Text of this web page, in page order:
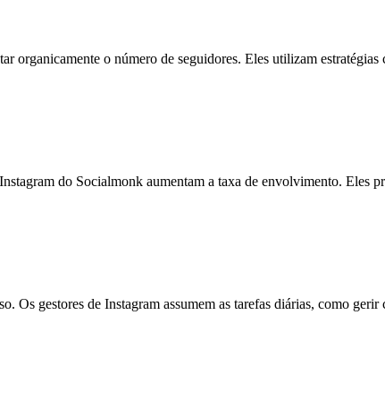
organicamente o número de seguidores. Eles utilizam
do Socialmonk aumentam a taxa de envolvimento. Eles
gestores de Instagram assumem as tarefas diárias, como